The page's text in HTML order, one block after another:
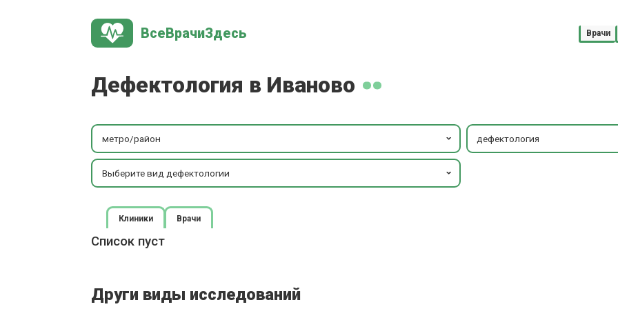
ВсеВрачиЗдесь Врачи
Дефектология в Иваново
метро/район дефектология
Выберите вид дефектологии
Клиники Врачи
Список пуст
Други виды исследований